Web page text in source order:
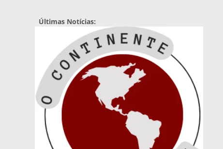
para
conteúdo
Últimas Notícias: